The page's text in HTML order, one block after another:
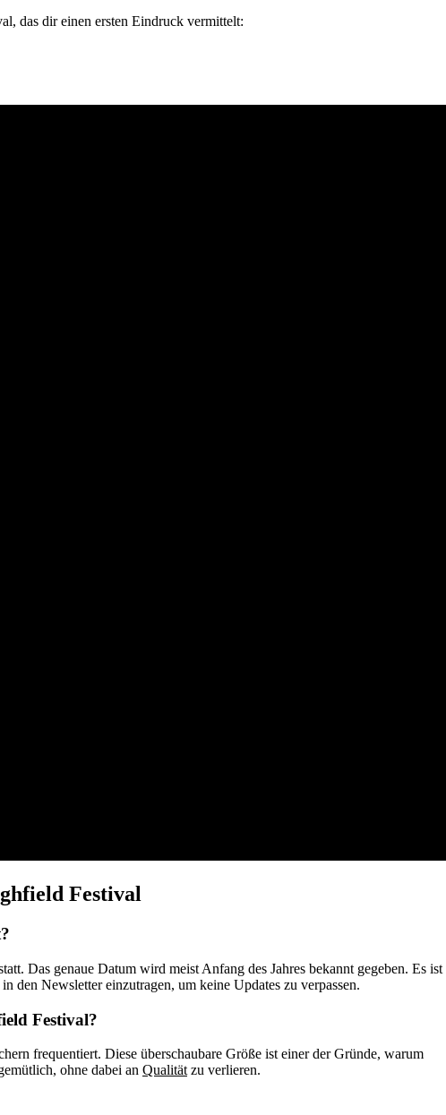
das dir einen ersten Eindruck vermittelt:
Festival
Das genaue Datum wird meist Anfang des Jahres bekannt gegeben. Es ist
den Newsletter einzutragen, um keine Updates zu verpassen.
Festival?
frequentiert. Diese überschaubare Größe ist einer der Gründe, warum
ohne dabei an Qualität zu verlieren.